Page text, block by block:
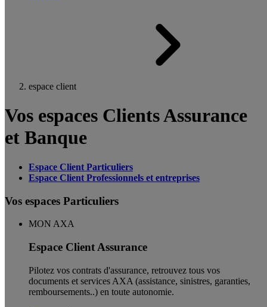
espace client
Vos espaces Clients Assurance
et Banque
Espace Client Particuliers
Espace Client Professionnels et entreprises
Vos espaces Particuliers
MON AXA
Espace Client Assurance
Pilotez vos contrats d'assurance, retrouvez tous vos
documents et services AXA (assistance, sinistres, garanties,
remboursements..) en toute autonomie. ​